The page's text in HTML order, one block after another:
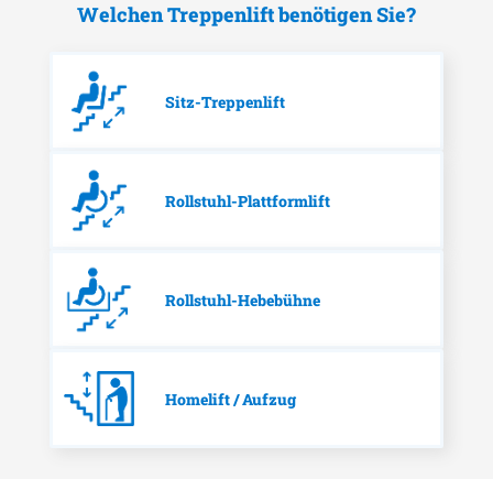
Welchen Treppenlift benötigen Sie?
Sitz-Treppenlift
Rollstuhl-Plattformlift
Rollstuhl-Hebebühne
Homelift / Aufzug